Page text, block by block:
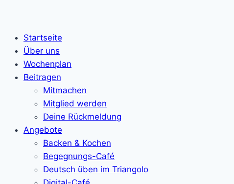
Startseite
Über uns
Wochenplan
Beitragen
Mitmachen
Mitglied werden
Deine Rückmeldung
Angebote
Backen & Kochen
Begegnungs-Café
Deutsch üben im Triangolo